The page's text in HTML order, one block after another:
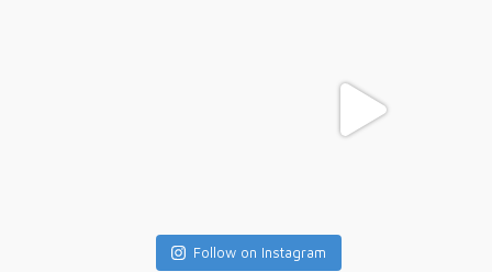
Follow on Instagram